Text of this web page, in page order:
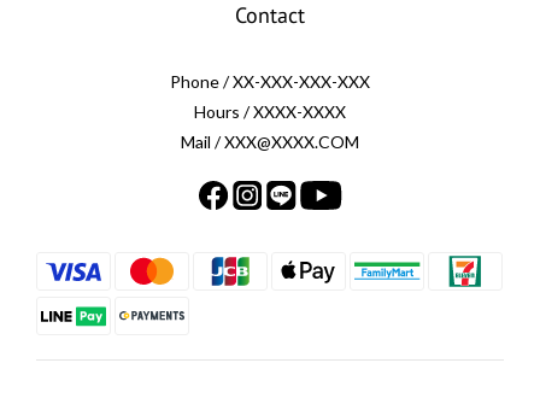
Contact
Phone / XX-XXX-XXX-XXX
Hours / XXXX-XXXX
Mail / XXX@XXXX.COM